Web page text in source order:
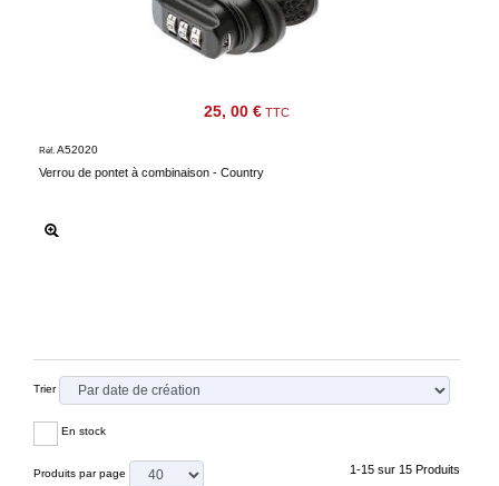
25, 00 € TTC
Verrou de pontet à combinaison - Country
Réf. A52020
Trier
En stock
Produits par page 1-15 sur 15 Produits